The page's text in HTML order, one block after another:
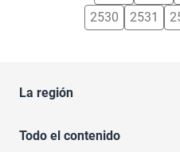
2530
2531
La región
Todo el contenido